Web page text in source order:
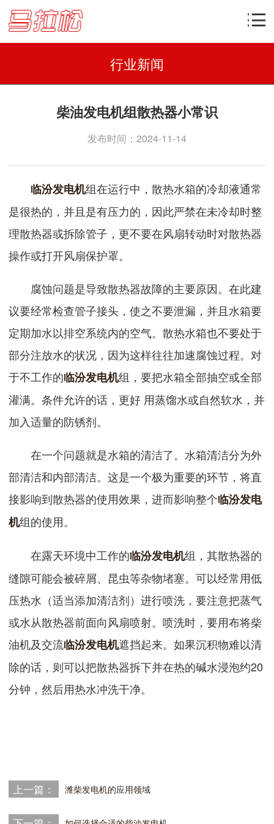
行业新闻
柴油发电机组散热器小常识
发布时间：2024-11-14
临汾发电机组在运行中，散热水箱的冷却液通常
是很热的，并且是有压力的，因此严禁在未冷却时整
理散热器或拆除管子，更不要在风扇转动时对散热器
操作或打开风扇保护罩。
腐蚀问题是导致散热器故障的主要原因。在此建
议要经常检查管子接头，使之不要泄漏，并且水箱要
定期加水以排空系统内的空气。散热水箱也不要处于
部分注放水的状况，因为这样往往加速腐蚀过程。对
于不工作的临汾发电机组，要把水箱全部抽空或全部
灌满。条件允许的话，更好 用蒸馏水或自然软水，并
加入适量的防锈剂。
在一个问题就是水箱的清洁了。水箱清洁分为外
部清洁和内部清洁。这是一个极为重要的环节，将直
接影响到散热器的使用效果，进而影响整个临汾发电
机组的使用。
在露天环境中工作的临汾发电机组，其散热器的
缝隙可能会被碎屑、昆虫等杂物堵塞。可以经常用低
压热水（适当添加清洁剂）进行喷洗，要注意把蒸气
或水从散热器前面向风扇喷射。喷洗时，要用布将柴
油机及交流临汾发电机遮挡起来。如果沉积物难以清
除的话，则可以把散热器拆下并在热的碱水浸泡约20
分钟，然后用热水冲洗干净。
上一篇： 潍柴发电机的应用领域